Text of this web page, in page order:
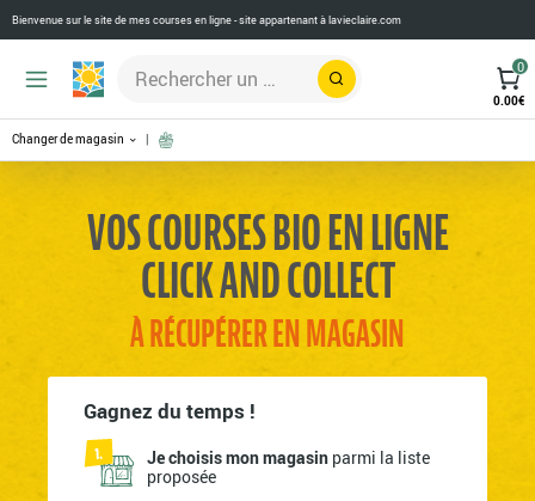
Bienvenue sur le site de mes courses en ligne - site appartenant àlavieclaire.com
Rechercher
0
0.00€
Changer de magasin
VOS COURSES BIO EN LIGNE
CLICK AND COLLECT
À RÉCUPÉRER EN MAGASIN
Gagnez du temps !
Je choisis mon magasin parmi la liste
proposée